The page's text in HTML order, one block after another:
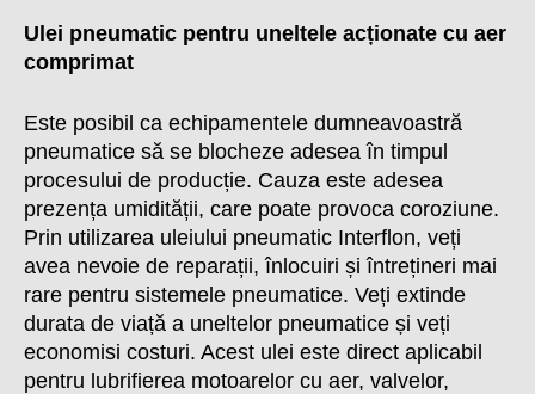
Ulei pneumatic pentru uneltele acționate cu aer
comprimat
Este posibil ca echipamentele dumneavoastră
pneumatice să se blocheze adesea în timpul
procesului de producție. Cauza este adesea
prezența umidității, care poate provoca coroziune.
Prin utilizarea uleiului pneumatic Interflon, veți
avea nevoie de reparații, înlocuiri și întrețineri mai
rare pentru sistemele pneumatice. Veți extinde
durata de viață a uneltelor pneumatice și veți
economisi costuri. Acest ulei este direct aplicabil
pentru lubrifierea motoarelor cu aer, valvelor,